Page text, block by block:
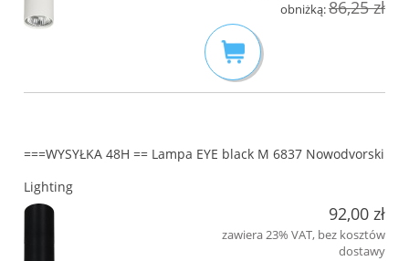
obniżką:86,25 zł
===WYSYŁKA 48H == Lampa EYE black M 6837 Nowodvorski
Lighting
92,00 zł
zawiera 23% VAT, bez kosztów
dostawy